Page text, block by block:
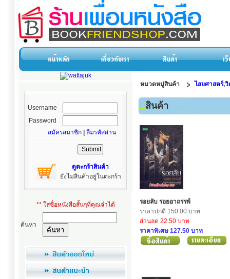
Username
Password
สมัครสมาชิก
ลืมรหัสผ่าน
ดูตะกร้าสินค้า
ยังไม่สินค้าอยู่ในตะกร้า
** ใส่ชื่อหนังสือสั้นๆที่คุณจำได้
ค้นหา
หมวดหมู่สินค้า ไสยศาสตร์,
สินค้า
รอยลับ รอยอาถรรพ์
ราคาปกติ 150.00 บาท
ส่วนลด 22.50 บาท
ราคาพิเศษ 127.50 บาท